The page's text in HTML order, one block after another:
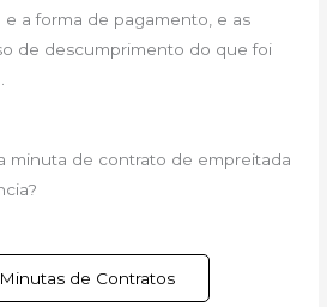
a forma de pagamento, e as
de descumprimento do que foi
minuta de contrato de empreitada
de Contratos